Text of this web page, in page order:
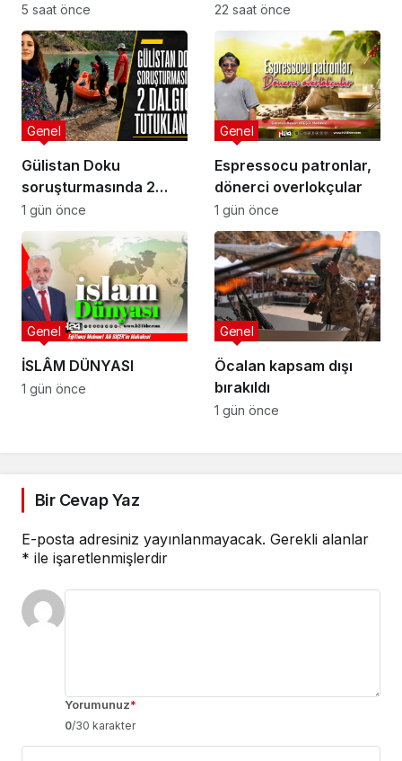
5 saat önce 22 saat önce
Gülistan Doku
soruşturmasında 2
dalgıç tutuklandı
Genel
1 gün önce
Espressocu patronlar,
dönerci overlokçular
Genel
1 gün önce
İSLÂM DÜNYASI
Genel
1 gün önce
Öcalan kapsam dışı
bırakıldı
Genel
1 gün önce
Bir Cevap Yaz
E-posta adresiniz yayınlanmayacak. Gerekli alanlar
* ile işaretlenmişlerdir
Yorumunuz*
0/30 karakter